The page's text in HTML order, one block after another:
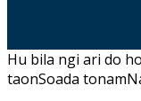
Hu bila ngi ari do
taonSoada